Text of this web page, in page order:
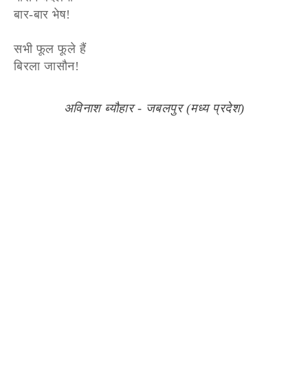
बार-बार भेष!
सभी फूल फूले हैं
बिरला जासौन!
अविनाश ब्यौहार - जबलपुर (मध्य प्रदेश)